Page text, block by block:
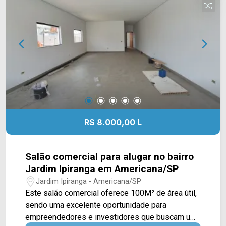
Municipal de Americana e diversos serviços
essenciais, oferecendo conveniência, mobilidade
e infraestrutura completa para o dia a dia. Entre
em contato com a equipe da Arbix Imóveis e
agende a sua visita!! WhatsApp e Telefone: 19
3475-4546 ARBIX IMÓVEIS - Presente em cada
mudança!
centro, prefeitura e Rod. Luiz de Queiroz.
R$ 8.000,00 L
Salão comercial para alugar no bairro
Jardim Ipiranga em Americana/SP
Jardim Ipiranga - Americana/SP
Este salão comercial oferece 100M² de área útil,
sendo uma excelente oportunidade para
empreendedores e investidores que buscam um